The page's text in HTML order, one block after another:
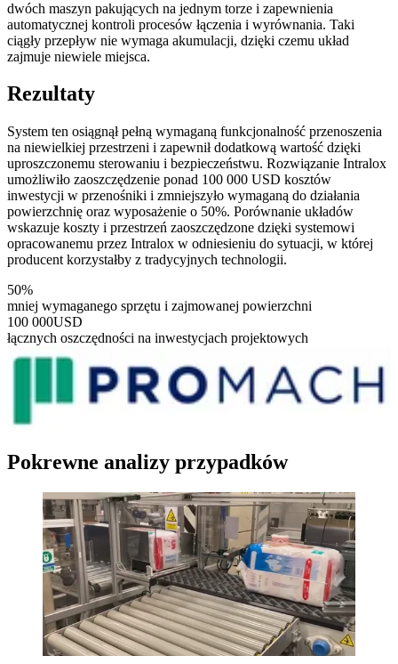
dwóch maszyn pakujących na jednym torze i zapewnienia
automatycznej kontroli procesów łączenia i wyrównania. Taki
ciągły przepływ nie wymaga akumulacji, dzięki czemu układ
zajmuje niewiele miejsca.
Rezultaty
System ten osiągnął pełną wymaganą funkcjonalność przenoszenia
na niewielkiej przestrzeni i zapewnił dodatkową wartość dzięki
uproszczonemu sterowaniu i bezpieczeństwu. Rozwiązanie Intralox
umożliwiło zaoszczędzenie ponad 100 000 USD kosztów
inwestycji w przenośniki i zmniejszyło wymaganą do działania
powierzchnię oraz wyposażenie o 50%. Porównanie układów
wskazuje koszty i przestrzeń zaoszczędzone dzięki systemowi
opracowanemu przez Intralox w odniesieniu do sytuacji, w której
producent korzystałby z tradycyjnych technologii.
50%
mniej wymaganego sprzętu i zajmowanej powierzchni
100 000USD
łącznych oszczędności na inwestycjach projektowych
Pokrewne analizy przypadków